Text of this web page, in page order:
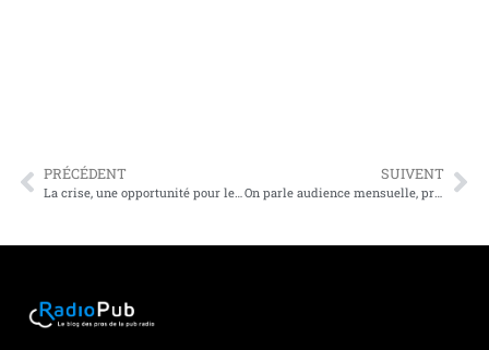
PRÉCÉDENT SUIVENT
On parle audience mensuelle, prospection efficace, cuisinistes, conception-rédaction et vente d’audio digital local dans le Briefing de février